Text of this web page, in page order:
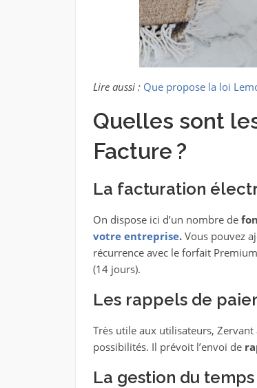
Lire aussi : Que propose la loi
Quelles sont
Facture ?
La facturation
On dispose ici d’un nombre de
votre entreprise.Vous pouvez
récurrence avec le forfait
(14 jours).
Les rappels de
Très utile aux utilisateurs,
possibilités. Il prévoit l’envoi de
La gestion du temps